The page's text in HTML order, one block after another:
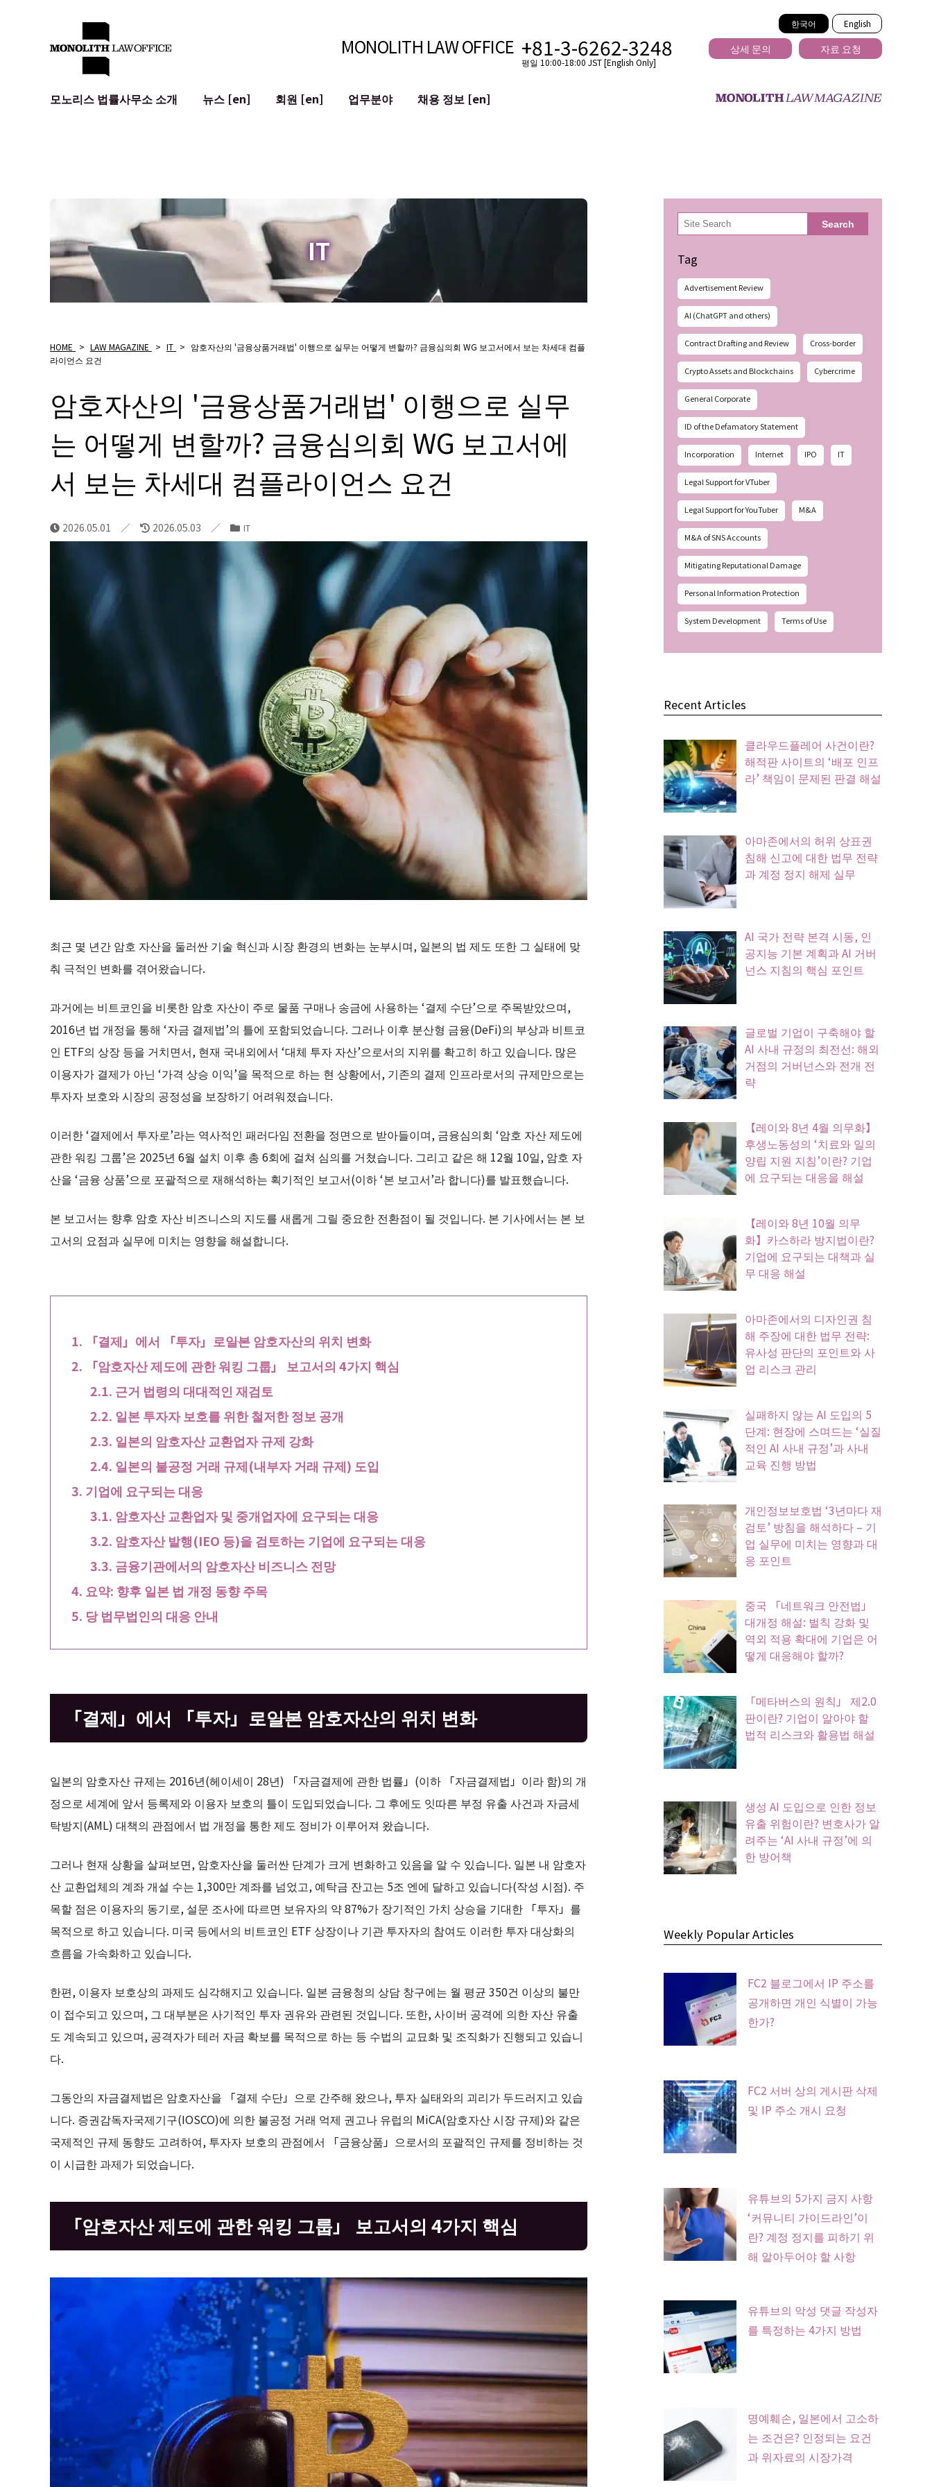
한국어 English
MONOLITH LAW OFFICE +81-3-6262-3248
평일 10:00-18:00 JST [English Only]
상세 문의 자료 요청
모노리스 법률사무소 소개
뉴스 [en] 회원 [en]
업무분야
사이버 범죄
평판 손상 완화
채용 정보 [en]
IT
HOME > LAW MAGAZINE > IT > 암호자산의 '금융상품거래법' 이행으로 실무는 어떻게 변할까? 금융심의회 WG 보고서에서 보는 차세대 컴플
라이언스 요건
암호자산의 '금융상품거래법' 이행으로 실무
는 어떻게 변할까? 금융심의회 WG 보고서에
서 보는 차세대 컴플라이언스 요건
2026.05.01 2026.05.03 IT
최근 몇 년간 암호 자산을 둘러싼 기술 혁신과 시장 환경의 변화는 눈부시며, 일본의 법 제도 또한 그 실태에 맞
춰 극적인 변화를 겪어왔습니다.
과거에는 비트코인을 비롯한 암호 자산이 주로 물품 구매나 송금에 사용하는 ‘결제 수단’으로 주목받았으며,
2016년 법 개정을 통해 ‘자금 결제법’의 틀에 포함되었습니다. 그러나 이후 분산형 금융(DeFi)의 부상과 비트코
인 ETF의 상장 등을 거치면서, 현재 국내외에서 ‘대체 투자 자산’으로서의 지위를 확고히 하고 있습니다. 많은
이용자가 결제가 아닌 ‘가격 상승 이익’을 목적으로 하는 현 상황에서, 기존의 결제 인프라로서의 규제만으로는
투자자 보호와 시장의 공정성을 보장하기 어려워졌습니다.
이러한 ‘결제에서 투자로’라는 역사적인 패러다임 전환을 정면으로 받아들이며, 금융심의회 ‘암호 자산 제도에
관한 워킹 그룹’은 2025년 6월 설치 이후 총 6회에 걸쳐 심의를 거쳤습니다. 그리고 같은 해 12월 10일, 암호 자
산을 ‘금융 상품’으로 포괄적으로 재해석하는 획기적인 보고서(이하 ‘본 보고서’라 합니다)를 발표했습니다.
본 보고서는 향후 암호 자산 비즈니스의 지도를 새롭게 그릴 중요한 전환점이 될 것입니다. 본 기사에서는 본 보
고서의 요점과 실무에 미치는 영향을 해설합니다.
「결제」에서 「투자」로――일본 암호자산의 위치 변화
「암호자산 제도에 관한 워킹 그룹」 보고서의 4가지 핵심
근거 법령의 대대적인 재검토
일본 투자자 보호를 위한 철저한 정보 공개
일본의 암호자산 교환업자 규제 강화
일본의 불공정 거래 규제(내부자 거래 규제) 도입
기업에 요구되는 대응
암호자산 교환업자 및 중개업자에 요구되는 대응
암호자산 발행(IEO 등)을 검토하는 기업에 요구되는 대응
금융기관에서의 암호자산 비즈니스 전망
요약: 향후 일본 법 개정 동향 주목
당 법무법인의 대응 안내
「결제」에서 「투자」로――일본 암호자산의 위치 변화
일본의 암호자산 규제는 2016년(헤이세이 28년) 「자금결제에 관한 법률」(이하 「자금결제법」이라 함)의 개
정으로 세계에 앞서 등록제와 이용자 보호의 틀이 도입되었습니다. 그 후에도 잇따른 부정 유출 사건과 자금세
탁방지(AML) 대책의 관점에서 법 개정을 통한 제도 정비가 이루어져 왔습니다.
그러나 현재 상황을 살펴보면, 암호자산을 둘러싼 단계가 크게 변화하고 있음을 알 수 있습니다. 일본 내 암호자
산 교환업체의 계좌 개설 수는 1,300만 계좌를 넘었고, 예탁금 잔고는 5조 엔에 달하고 있습니다(작성 시점). 주
목할 점은 이용자의 동기로, 설문 조사에 따르면 보유자의 약 87%가 장기적인 가치 상승을 기대한 「투자」를
목적으로 하고 있습니다. 미국 등에서의 비트코인 ETF 상장이나 기관 투자자의 참여도 이러한 투자 대상화의
흐름을 가속화하고 있습니다.
한편, 이용자 보호상의 과제도 심각해지고 있습니다. 일본 금융청의 상담 창구에는 월 평균 350건 이상의 불만
이 접수되고 있으며, 그 대부분은 사기적인 투자 권유와 관련된 것입니다. 또한, 사이버 공격에 의한 자산 유출
도 계속되고 있으며, 공격자가 테러 자금 확보를 목적으로 하는 등 수법의 교묘화 및 조직화가 진행되고 있습니
다.
그동안의 자금결제법은 암호자산을 「결제 수단」으로 간주해 왔으나, 투자 실태와의 괴리가 두드러지고 있습
니다. 증권감독자국제기구(IOSCO)에 의한 불공정 거래 억제 권고나 유럽의 MiCA(암호자산 시장 규제)와 같은
국제적인 규제 동향도 고려하여, 투자자 보호의 관점에서 「금융상품」으로서의 포괄적인 규제를 정비하는 것
이 시급한 과제가 되었습니다.
「암호자산 제도에 관한 워킹 그룹」 보고서의 4가지 핵심
検
索 Search
Tag
Advertisement Review
AI (ChatGPT and others)
Contract Drafting and Review Cross-border
Crypto Assets and Blockchains Cybercrime
General Corporate
ID of the Defamatory Statement
Incorporation Internet IPO IT
Legal Support for VTuber
Legal Support for YouTuber M&A
M&A of SNS Accounts
Mitigating Reputational Damage
Personal Information Protection
System Development Terms of Use
Recent Articles
클라우드플레어 사건이란?
해적판 사이트의 ‘배포 인프
라’ 책임이 문제된 판결 해설
아마존에서의 허위 상표권
침해 신고에 대한 법무 전략
과 계정 정지 해제 실무
AI 국가 전략 본격 시동, 인
공지능 기본 계획과 AI 거버
넌스 지침의 핵심 포인트
글로벌 기업이 구축해야 할
AI 사내 규정의 최전선: 해외
거점의 거버넌스와 전개 전
략
【레이와 8년 4월 의무화】
후생노동성의 ‘치료와 일의
양립 지원 지침’이란? 기업
에 요구되는 대응을 해설
【레이와 8년 10월 의무
화】카스하라 방지법이란?
기업에 요구되는 대책과 실
무 대응 해설
아마존에서의 디자인권 침
해 주장에 대한 법무 전략:
유사성 판단의 포인트와 사
업 리스크 관리
실패하지 않는 AI 도입의 5
단계: 현장에 스며드는 ‘실질
적인 AI 사내 규정’과 사내
교육 진행 방법
개인정보보호법 ‘3년마다 재
검토’ 방침을 해석하다 – 기
업 실무에 미치는 영향과 대
응 포인트
중국 「네트워크 안전법」
대개정 해설: 벌칙 강화 및
역외 적용 확대에 기업은 어
떻게 대응해야 할까?
「메타버스의 원칙」 제2.0
판이란? 기업이 알아야 할
법적 리스크와 활용법 해설
생성 AI 도입으로 인한 정보
유출 위험이란? 변호사가 알
려주는 ‘AI 사내 규정’에 의
한 방어책
Weekly Popular Articles
FC2 블로그에서 IP 주소를
공개하면 개인 식별이 가능
한가?
FC2 서버 상의 게시판 삭제
및 IP 주소 개시 요청
유튜브의 5가지 금지 사항
‘커뮤니티 가이드라인’이
란? 계정 정지를 피하기 위
해 알아두어야 할 사항
유튜브의 악성 댓글 작성자
를 특정하는 4가지 방법
명예훼손, 일본에서 고소하
는 조건은? 인정되는 요건
과 위자료의 시장가격